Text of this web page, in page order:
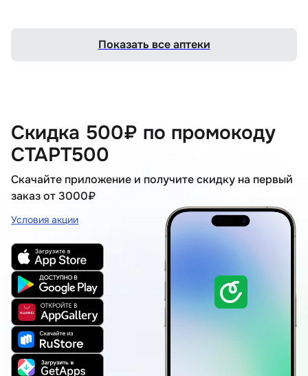
Показать все аптеки
Скидка 500₽ по промокоду
СТАРТ500
Скачайте приложение и получите скидку на первый
заказ от 3000₽
Условия акции